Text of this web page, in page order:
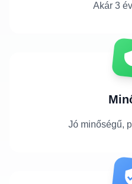
Akár 3
Jó minőségű,